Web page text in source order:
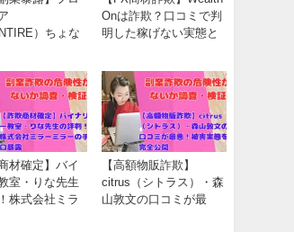
）ちょな
Onは詐欺？口コミで判
明した稼げない実態と
材確定】バイ
室・りな先生
株式会社ミラ
【高額物販詐欺】
citrus（シトラス）・森
山敦文の口コミが最